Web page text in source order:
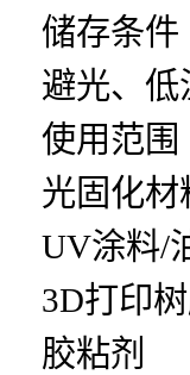
储存条件
避光、低
使用范围
光固化材
UV涂料/
3D打印
胶粘剂